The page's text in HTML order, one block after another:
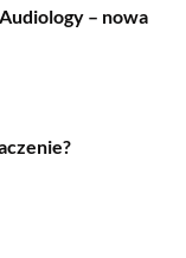
– nowa